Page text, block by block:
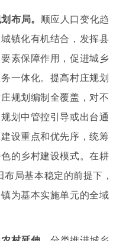
布局。 顺应人口变化趋
镇化有机结合，发挥县
素保障作用，促进城乡
一体化。提高村庄规划
规划编制全覆盖，对不
划中管控引导或出台通
设重点和优先序，统筹
的乡村建设模式。在耕
局基本稳定的前提下，
为基本实施单元的全域